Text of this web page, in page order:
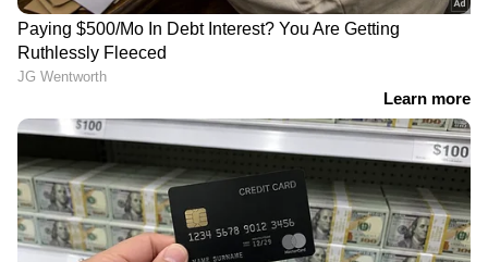
കൊലപ്പെട്ടിട്ട് ഏഴ് മാസം;
കനേഡിയൻ പൗരനായ
പങ്കാളി അറസ്റ്റിൽ
പറയുന്നത് കേൾക്കുന്ന
മൊജ്തബ ഖമനെയി,
റിപ്പോർട്ടുകൾക്കിടെ
വീഡിയോ പുറത്തുവിട്ട്
ഇറാൻ മാധ്യമം
യുഎസ് വൈസ് പ്രസിഡൻ്റ്
യുഎസ് പ്രസിഡൻ്റ്